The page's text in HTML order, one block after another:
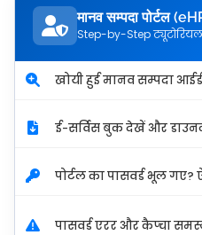
मानव सम्पदा पोर्टल
Step-by-Step
खोयी हुई मानव सम्पदा
ई-सर्विस बुक देखें और
पोर्टल का पासवर्ड भूल
पासवर्ड एरर और कैप्चा